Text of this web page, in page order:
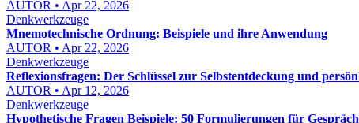
AUTOR • Apr 22, 2026
Denkwerkzeuge
Mnemotechnische Ordnung: Beispiele und ihre Anwendung
AUTOR • Apr 22, 2026
Denkwerkzeuge
Reflexionsfragen: Der Schlüssel zur Selbstentdeckung und
AUTOR • Apr 12, 2026
Denkwerkzeuge
Hypothetische Fragen Beispiele: 50 Formulierungen für